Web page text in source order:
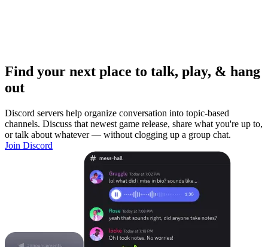
Find your next place to talk, play, & hang
out
Discord servers help organize conversation into topic-based
channels. Discuss that newest game release, share what you're up to,
or talk about whatever — without clogging up a group chat.
Join Discord